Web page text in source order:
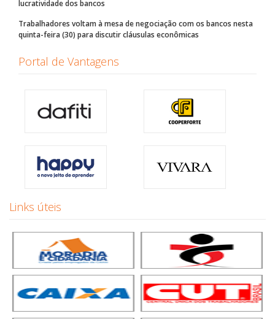
lucratividade dos bancos
Trabalhadores voltam à mesa de negociação com os bancos nesta
quinta-feira (30) para discutir cláusulas econômicas
Portal de Vantagens
Links úteis